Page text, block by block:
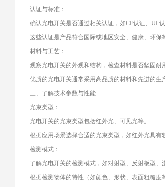
认证与标准：
确认光电开关是否通过相关认证，如CE认证、UL认
这些认证是产品符合国际或地区安全、健康、环保
材料与工艺：
观察光电开关的外观和结构，检查材料是否坚固耐
优质的光电开关通常采用高品质的材料和先进的生
三、了解技术参数与性能
光束类型：
光电开关的光束类型包括红外光、可见光等。
根据应用场景选择合适的光束类型，如红外光具有
检测模式：
了解光电开关的检测模式，如对射型、反射板型、
根据检测物体的特性（如颜色、形状、表面粗糙度